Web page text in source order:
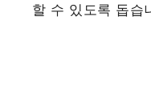
할 수 있도록 돕습